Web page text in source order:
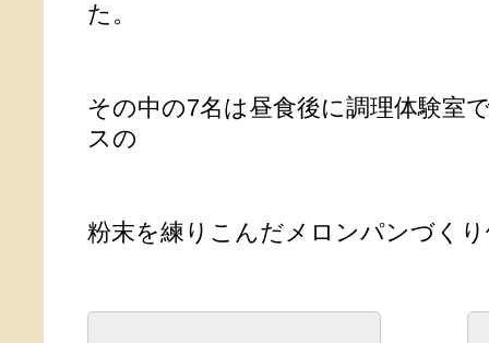
た。
その中の7名は昼食後に調理体験室
スの
粉末を練りこんだメロンパンづく